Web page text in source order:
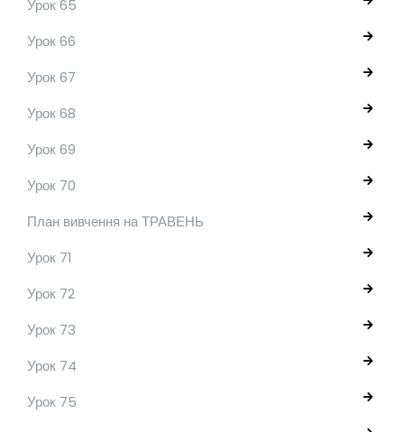
Урок 65
Урок 66
Урок 67
Урок 68
Урок 69
Урок 70
План вивчення на ТРАВЕНЬ
Урок 71
Урок 72
Урок 73
Урок 74
Урок 75